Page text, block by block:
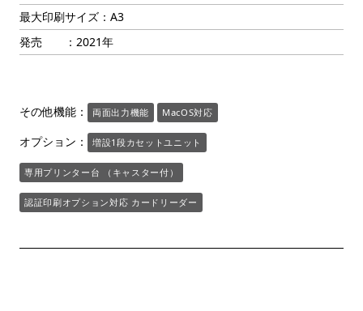
最大印刷サイズ：A3
発売 ：2021年
その他機能： 両面出力機能 MacOS対応
オプション： 増設1段カセットユニット
専用プリンター台 （キャスター付）
認証印刷オプション対応 カードリーダー